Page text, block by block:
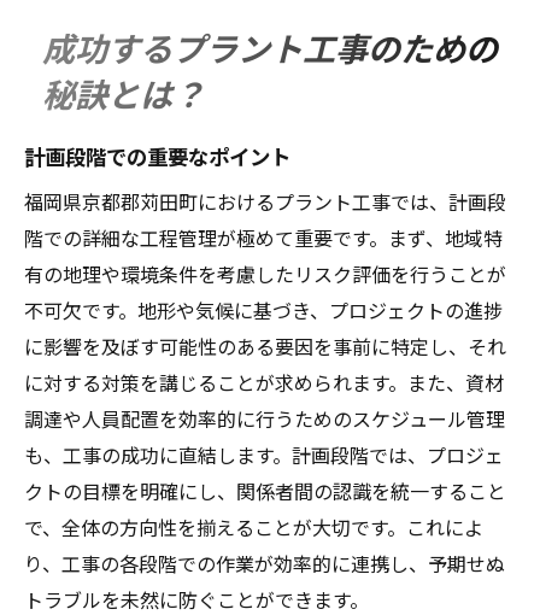
成功するプラント工事のための
秘訣とは？
計画段階での重要なポイント
福岡県京都郡苅田町におけるプラント工事では、計画段
階での詳細な工程管理が極めて重要です。まず、地域特
有の地理や環境条件を考慮したリスク評価を行うことが
不可欠です。地形や気候に基づき、プロジェクトの進捗
に影響を及ぼす可能性のある要因を事前に特定し、それ
に対する対策を講じることが求められます。また、資材
調達や人員配置を効率的に行うためのスケジュール管理
も、工事の成功に直結します。計画段階では、プロジェ
クトの目標を明確にし、関係者間の認識を統一すること
で、全体の方向性を揃えることが大切です。これによ
り、工事の各段階での作業が効率的に連携し、予期せぬ
トラブルを未然に防ぐことができます。